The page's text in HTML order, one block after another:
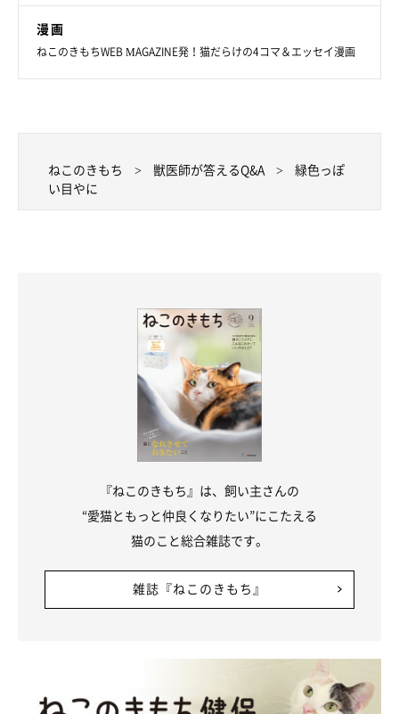
漫画
ねこのきもちWEB MAGAZINE発！猫だらけの4コマ＆エッセイ漫画
ねこのきもち 獣医師が答えるQ&A
緑色っぽ
い目やに
『ねこのきもち』は、飼い主さんの
“愛猫ともっと仲良くなりたい”にこたえる
猫のこと総合雑誌です。
雑誌『ねこのきもち』